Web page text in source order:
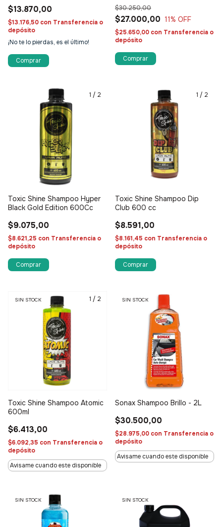
$13.870,00
$13.176,50 con Transferencia o
depósito
¡No te lo pierdas, es el último!
$27.000,00
$30.250,00
11% OFF
$25.650,00 con Transferencia o
depósito
1 / 2
Toxic Shine Shampoo Hyper
Black Gold Edition 600Cc
$9.075,00
$8.621,25 con Transferencia o
depósito
1 / 2
Toxic Shine Shampoo Dip
Club 600 cc
$8.591,00
$8.161,45 con Transferencia o
depósito
1 / 2
SIN STOCK
Toxic Shine Shampoo Atomic
600ml
$6.413,00
$6.092,35 con Transferencia o
depósito
Avisame cuando este disponible
SIN STOCK
Sonax Shampoo Brillo - 2L
$30.500,00
$28.975,00 con Transferencia o
depósito
Avisame cuando este disponible
SIN STOCK SIN STOCK